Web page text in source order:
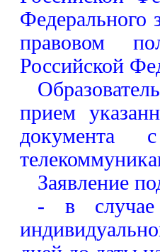
правовом
Российской
прием
документа
Заявление
- в случае